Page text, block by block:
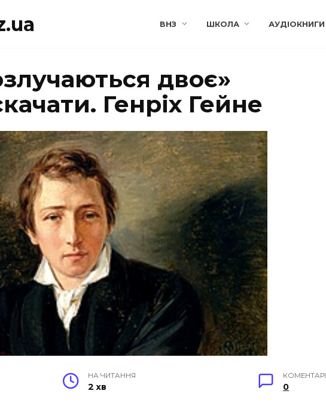
ВНЗ ШКОЛА АУДІОКНИГИ
двоє»
Генріх Гейне
НА ЧИТАННЯ
2 хв
КОМЕНТАРІ
0